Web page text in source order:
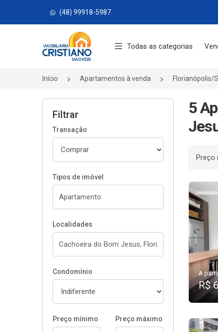
(48) 99918-5987
Página inicial
Todas as categorias
Início Apartamentos à venda Florianópolis/
Filtrar
Transação
Tipos de imóvel
Localidades
Condomínio
Preço mínimo Preço máximo
5
A
R$